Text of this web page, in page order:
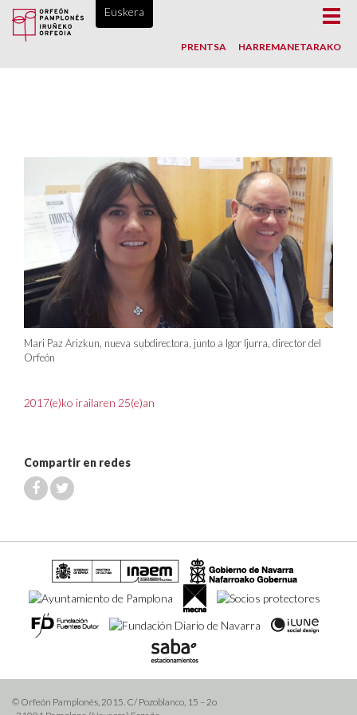
IRUÑEKO ORFEOIA, 1865AZ GEROZTIK
Euskera
PRENTSA HARREMANETARAKO
Mari Paz Arizkun, nueva subdirectora, junto a Igor Ijurra, director del
Orfeón
2017(e)ko irailaren 25(e)an
Compartir en redes
© Orfeón Pamplonés, 2015. C/ Pozoblanco, 15 – 2o